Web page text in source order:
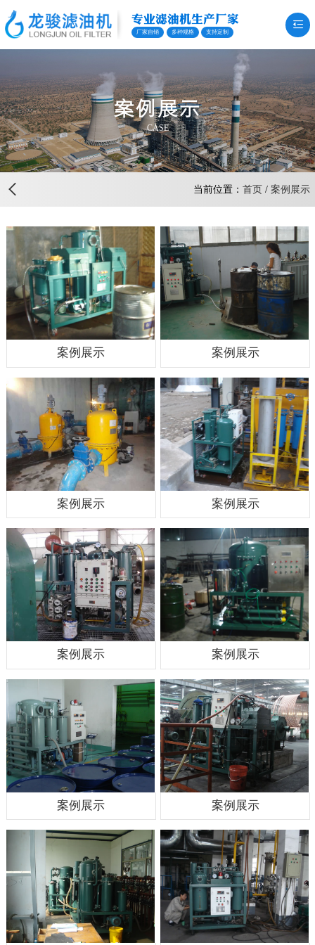
专业滤油机生产厂家
厂家自销 多种规格 支持定制
案例展示
CASE
当前位置： 首页 / 案例展示
案例展示 案例展示
案例展示 案例展示
案例展示 案例展示
案例展示 案例展示